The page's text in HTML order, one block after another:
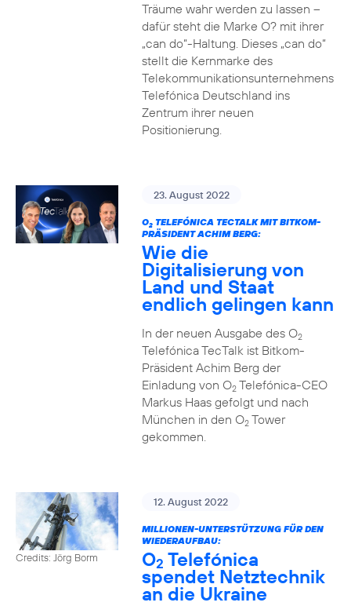
Träume wahr werden zu lassen –
dafür steht die Marke O? mit ihrer
„can do“-Haltung. Dieses „can do“
stellt die Kernmarke des
Telekommunikationsunternehmens
Telefónica Deutschland ins
Zentrum ihrer neuen
Positionierung.
23. August 2022
O2TELEFÓNICA TECTALK MIT BITKOM-
PRÄSIDENT ACHIM BERG:
Wie die
Digitalisierung von
Land und Staat
endlich gelingen kann
In der neuen Ausgabe des O2
Telefónica TecTalk ist Bitkom-
Präsident Achim Berg der
Einladung von O2Telefónica-CEO
Markus Haas gefolgt und nach
München in den O2Tower
gekommen.
Credits: Jörg Borm
12. August 2022
MILLIONEN-UNTERSTÜTZUNG FÜR DEN
WIEDERAUFBAU:
O2 Telefónica
spendet Netztechnik
an die Ukraine